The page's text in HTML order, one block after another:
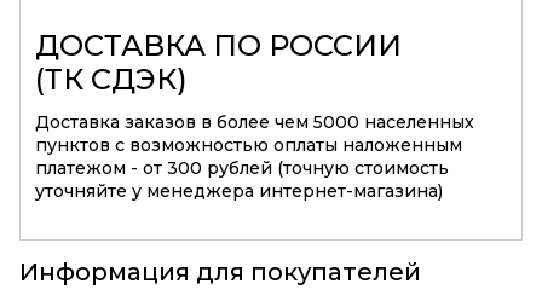
ДОСТАВКА ПО РОССИИ
(ТК СДЭК)
Доставка заказов в более чем 5000 населенных
пунктов с возможностью оплаты наложенным
платежом - от 300 рублей (точную стоимость
уточняйте у менеджера интернет-магазина)
Информация для покупателей